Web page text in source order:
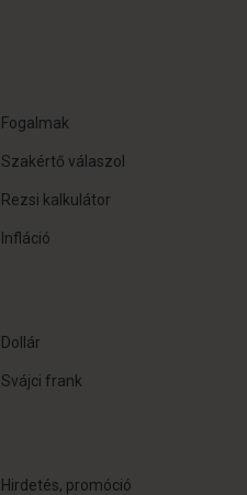
Fogalmak
Szakértő válaszol
Rezsi kalkulátor
Infláció
Dollár
Svájci frank
Hirdetés, promóció